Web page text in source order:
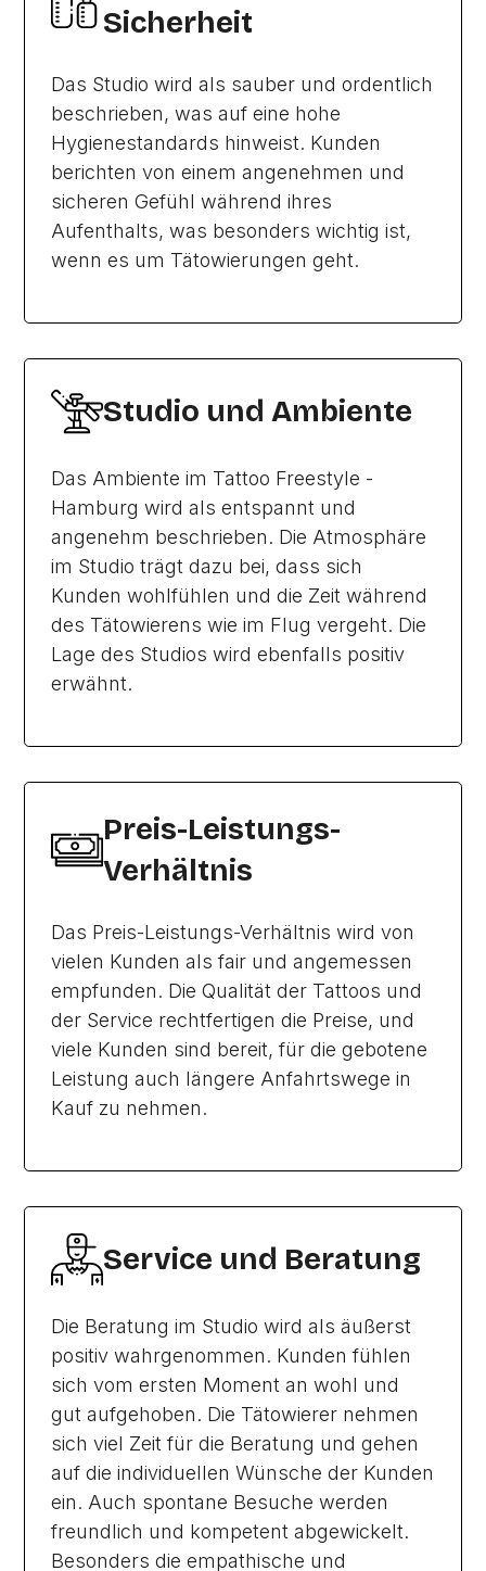
Sicherheit
Das Studio wird als sauber und ordentlich
beschrieben, was auf eine hohe
Hygienestandards hinweist. Kunden
berichten von einem angenehmen und
sicheren Gefühl während ihres
Aufenthalts, was besonders wichtig ist,
wenn es um Tätowierungen geht.
Studio und Ambiente
Das Ambiente im Tattoo Freestyle -
Hamburg wird als entspannt und
angenehm beschrieben. Die Atmosphäre
im Studio trägt dazu bei, dass sich
Kunden wohlfühlen und die Zeit während
des Tätowierens wie im Flug vergeht. Die
Lage des Studios wird ebenfalls positiv
erwähnt.
Preis-Leistungs-
Verhältnis
Das Preis-Leistungs-Verhältnis wird von
vielen Kunden als fair und angemessen
empfunden. Die Qualität der Tattoos und
der Service rechtfertigen die Preise, und
viele Kunden sind bereit, für die gebotene
Leistung auch längere Anfahrtswege in
Kauf zu nehmen.
Service und Beratung
Die Beratung im Studio wird als äußerst
positiv wahrgenommen. Kunden fühlen
sich vom ersten Moment an wohl und
gut aufgehoben. Die Tätowierer nehmen
sich viel Zeit für die Beratung und gehen
auf die individuellen Wünsche der Kunden
ein. Auch spontane Besuche werden
freundlich und kompetent abgewickelt.
Besonders die empathische und